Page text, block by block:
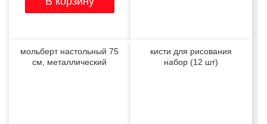
мольберт настольный 75
см, металлический
кисти для рисования
набор (12 шт)